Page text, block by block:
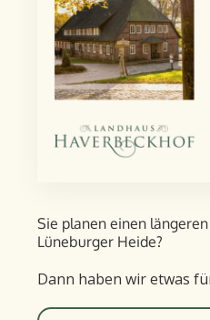
Sie planen einen
Lüneburger Heide?
Dann haben wir etwas